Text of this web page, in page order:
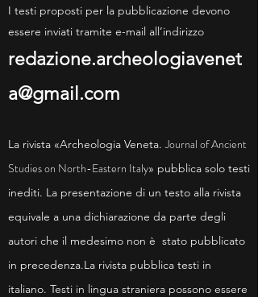
I testi proposti per la pubblicazione devono
essere inviati tramite e-mail all’indirizzo
redazione.archeologiavenet
a@gmail.com
La rivista «Archeologia Veneta.Journal of Ancient
Studies on North-Eastern Italy» pubblica solo testi
inediti. La presentazione di un testo alla rivista
equivale a una dichiarazione da parte degli
autori che il medesimo non è stato pubblicato
in precedenza.La rivista pubblica testi in
italiano. Testi in lingua straniera possono essere